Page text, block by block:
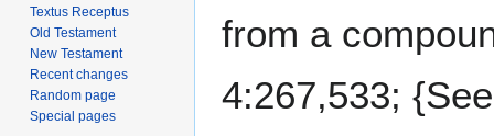
from a
4:267,533;
Textus Receptus
Old Testament
New Testament
Recent changes
Random page
Special pages